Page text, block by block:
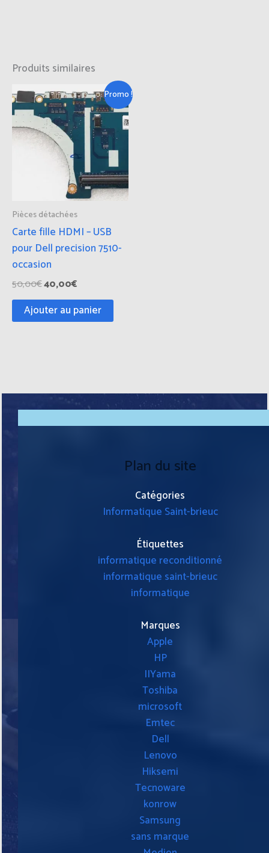
Produits similaires
Promo !
Pièces détachées
Carte fille HDMI – USB
pour Dell precision 7510-
occasion
50,00€
Le
prix
initial
était :
50,00€.
40,00€
Le
prix
actuel
est :
40,00€.
Ajouter au panier
Plan du site
Catégories
Informatique Saint-brieuc
Étiquettes
informatique reconditionné
informatique saint-brieuc
informatique
Marques
Apple
HP
IIYama
Toshiba
microsoft
Emtec
Dell
Lenovo
Hiksemi
Tecnoware
konrow
Samsung
sans marque